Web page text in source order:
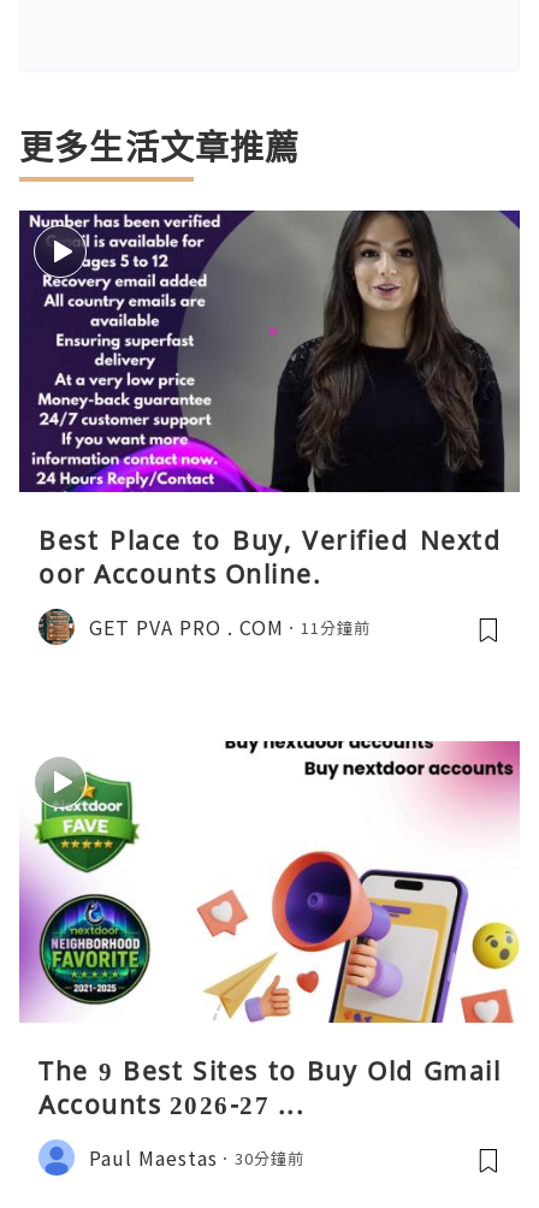
更多生活文章推薦
Best Place to Buy, Verified Nextd
oor Accounts Online.
GET PVA PRO . COM 11分鐘前
The 9 Best Sites to Buy Old Gmail
Accounts 2026-27 ...
Paul Maestas 30分鐘前